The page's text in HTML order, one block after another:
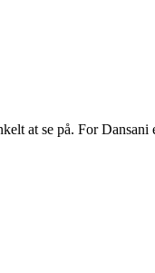
at se på. For